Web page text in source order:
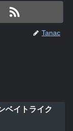
Tanac
ベイトライク